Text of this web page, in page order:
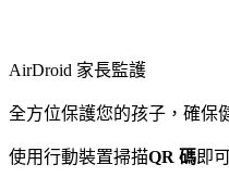
AirDroid 家長監護
全方位保護您的孩子，確保
使用行動裝置掃描QR 碼即